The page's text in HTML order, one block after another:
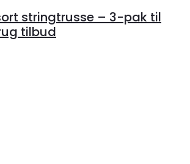
stringtrusse – 3-pak til
tilbud